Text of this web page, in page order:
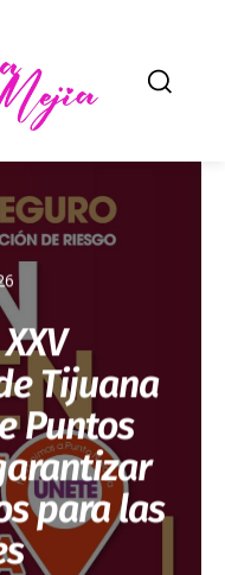
Tijuana
Puntos
para las